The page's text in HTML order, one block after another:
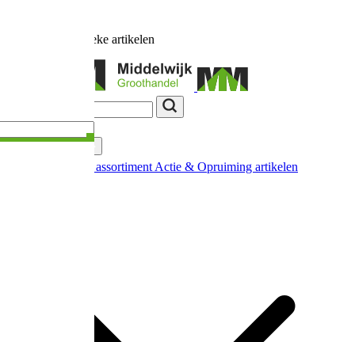
unieke artikelen
Nieuw in ons assortiment Actie & Opruiming artikelen